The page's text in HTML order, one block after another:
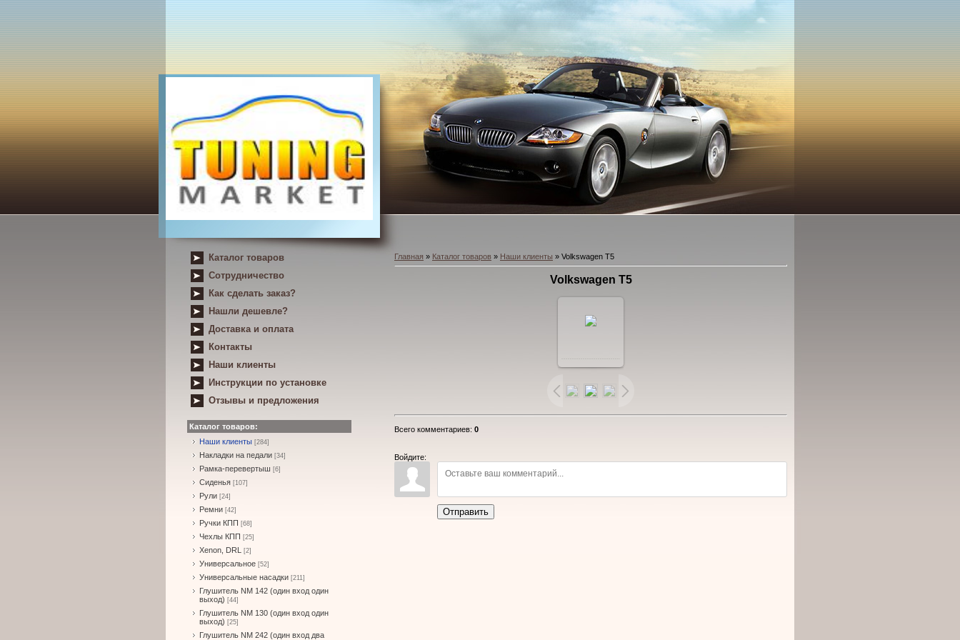
Каталог товаров
Сотрудничество
Как сделать заказ?
Нашли дешевле?
Доставка и оплата
Контакты
Наши клиенты
Инструкции по установке
Отзывы и предложения
Каталог товаров:
Наши клиенты [284]
Накладки на педали [34]
Рамка-перевертыш [6]
Сиденья [107]
Рули [24]
Ремни [42]
Ручки КПП [68]
Чехлы КПП [25]
Xenon, DRL [2]
Универсальное [52]
Универсальные насадки [211]
Глушитель NM 142 (один вход один
выход) [44]
Глушитель NM 130 (один вход один
выход) [25]
Глушитель NM 242 (один вход два
Главная » Каталог товаров » Наши клиенты » Volkswagen T5
Volkswagen T5
размере
Всего комментариев: 0
Войдите:
Отправить